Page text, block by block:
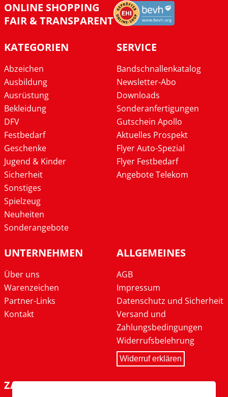
ONLINE SHOPPING
FAIR & TRANSPARENT
KATEGORIEN
Abzeichen
Ausbildung
Ausrüstung
Bekleidung
DFV
Festbedarf
Geschenke
Jugend & Kinder
Sicherheit
Sonstiges
Spielzeug
Neuheiten
Sonderangebote
SERVICE
Bandschnallenkatalog
Newsletter-Abo
Downloads
Sonderanfertigungen
Gutschein Apollo
Aktuelles Prospekt
Flyer Auto-Spezial
Flyer Festbedarf
Angebote Telekom
UNTERNEHMEN
Über uns
Warenzeichen
Partner-Links
Kontakt
ALLGEMEINES
AGB
Impressum
Datenschutz und Sicherheit
Versand und
Zahlungsbedingungen
Widerrufsbelehrung
Widerruf erklären
ZAHLARTEN